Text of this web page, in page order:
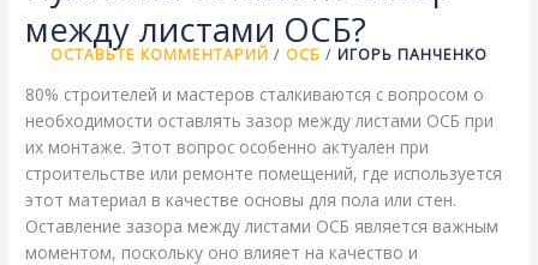
между листами ОСБ?
ОСТАВЬТЕ КОММЕНТАРИЙ / ОСБ / ИГОРЬ ПАНЧЕНКО
80% строителей и мастеров сталкиваются с вопросом о
необходимости оставлять зазор между листами ОСБ при
их монтаже. Этот вопрос особенно актуален при
строительстве или ремонте помещений, где используется
этот материал в качестве основы для пола или стен.
Оставление зазора между листами ОСБ является важным
моментом, поскольку оно влияет на качество и